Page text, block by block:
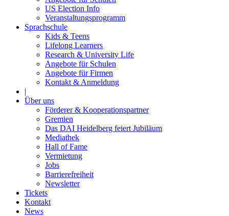
US Election Info
Veranstaltungsprogramm
Sprachschule
Kids & Teens
Lifelong Learners
Research & University Life
Angebote für Schulen
Angebote für Firmen
Kontakt & Anmeldung
|
Über uns
Förderer & Kooperationspartner
Gremien
Das DAI Heidelberg feiert Jubiläum
Mediathek
Hall of Fame
Vermietung
Jobs
Barrierefreiheit
Newsletter
Tickets
Kontakt
News